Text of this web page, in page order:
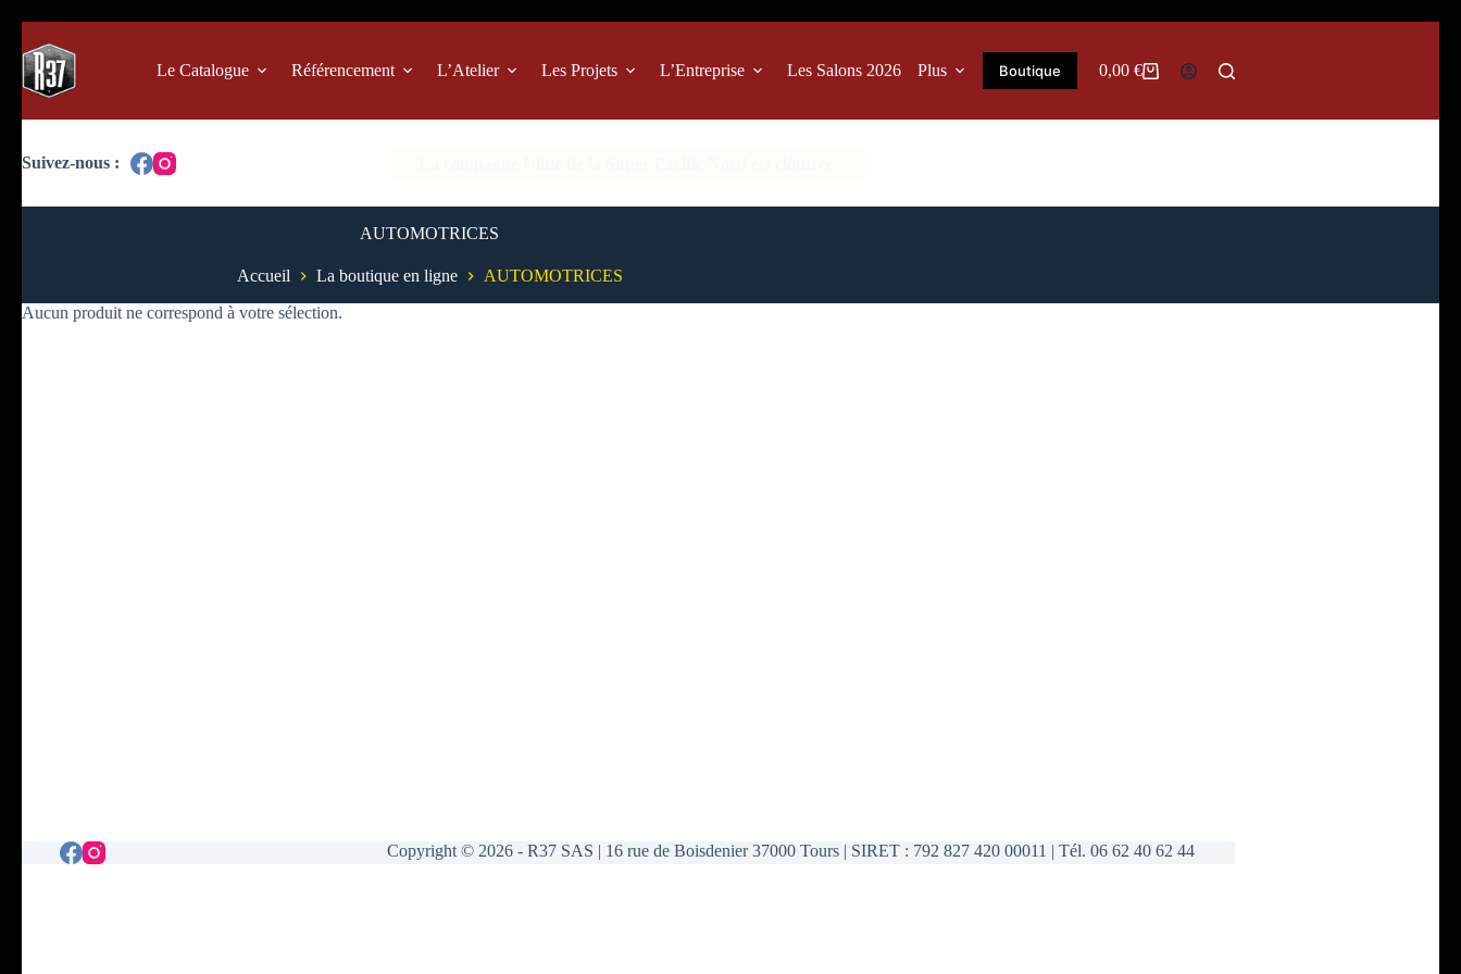
au
contenu
Le Catalogue Référencement L’Atelier Les Projets L’Entreprise Les Salons 2026 Plus Boutique
Panier
0,00 €
AUTOMOTRICES
Accueil La boutique en ligne
AUTOMOTRICES
Aucun produit ne correspond à votre sélection.
Copyright © 2026 - R37 SAS | 16 rue de Boisdenier 37000 Tours | SIRET : 792 827 420 00011 | Tél. 06 62 40 62 44